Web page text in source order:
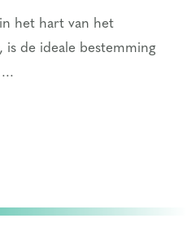
het hart van het
is de ideale bestemming